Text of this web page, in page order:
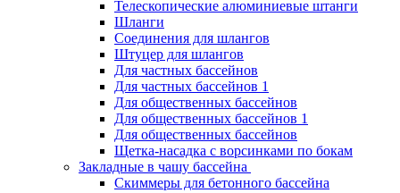
Телескопические алюминиевые штанги
Шланги
Соединения для шлангов
Штуцер для шлангов
Для частных бассейнов
Для частных бассейнов 1
Для общественных бассейнов
Для общественных бассейнов 1
Для общественных бассейнов
Щетка-насадка с ворсинками по бокам
Закладные в чашу бассейна
Скиммеры для бетонного бассейна